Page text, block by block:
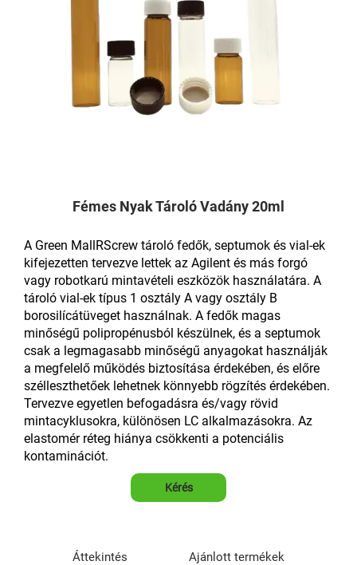
Fémes Nyak Tároló Vadány 20ml
A Green MallRScrew tároló fedők, septumok és vial-ek
kifejezetten tervezve lettek az Agilent és más forgó
vagy robotkarú mintavételi eszközök használatára. A
tároló vial-ek típus 1 osztály A vagy osztály B
borosilícátüveget használnak. A fedők magas
minőségű polipropénusból készülnek, és a septumok
csak a legmagasabb minőségű anyagokat használják
a megfelelő működés biztosítása érdekében, és előre
szélleszthetőek lehetnek könnyebb rögzítés érdekében.
Tervezve egyetlen befogadásra és/vagy rövid
mintacyklusokra, különösen LC alkalmazásokra. Az
elastomér réteg hiánya csökkenti a potenciális
kontaminációt.
Kérés
Áttekintés Ajánlott termékek